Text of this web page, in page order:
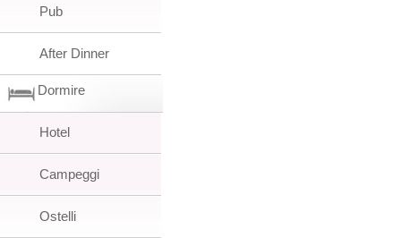
Pub
After Dinner
Dormire
Hotel
Campeggi
Ostelli